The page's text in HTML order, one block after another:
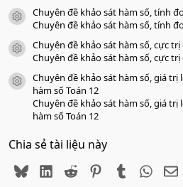
icon tài liệu
Chuyên đề khảo sát hàm số, tính
Chuyên đề khảo sát hàm số, tính
icon tài liệu
Chuyên đề khảo sát hàm số, cực trị
Chuyên đề khảo sát hàm số, cực trị
icon tài liệu
Chuyên đề khảo sát hàm số, giá
hàm số Toán 12
Chuyên đề khảo sát hàm số, giá
hàm số Toán 12
Chia sẻ tài liệu này
BlueskyLinkedIn
Reddit PinterestTumblr